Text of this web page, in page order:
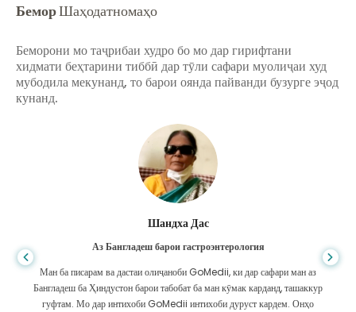
БеморШаҳодатномаҳо
Беморони мо таҷрибаи худро бо мо дар гирифтани
хидмати беҳтарини тиббӣ дар тӯли сафари муолиҷаи худ
мубодила мекунанд, то барои оянда пайванди бузурге эҷод
кунанд.
Шандха Дас
Аз Бангладеш барои гастроэнтерология
Ман ба писарам ва дастаи олиҷаноби GoMedii, ки дар сафари ман аз
Бангладеш ба Ҳиндустон барои табобат ба ман кӯмак карданд, ташаккур
гуфтам. Мо дар интихоби GoMedii интихоби дуруст кардем. Онҳо